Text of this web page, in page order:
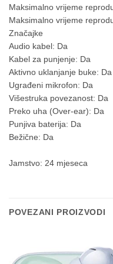
Maksimalno vrijeme
Maksimalno vrijeme
Značajke
Audio kabel: Da
Kabel za punjenje: Da
Aktivno uklanjanje buke: Da
Ugrađeni mikrofon: Da
Višestruka povezanost: Da
Preko uha (Over-ear): Da
Punjiva baterija: Da
Bežične: Da
Jamstvo: 24 mjeseca
POVEZANI PROIZVODI